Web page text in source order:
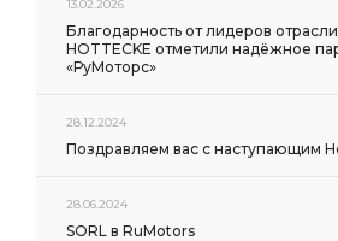
13.02.2026
Благодарность от лидеров
HOTTECKE отметили надёжное
«РуМоторс»
28.12.2024
Поздравляем вас с наступающим
28.06.2024
SORL в RuMotors